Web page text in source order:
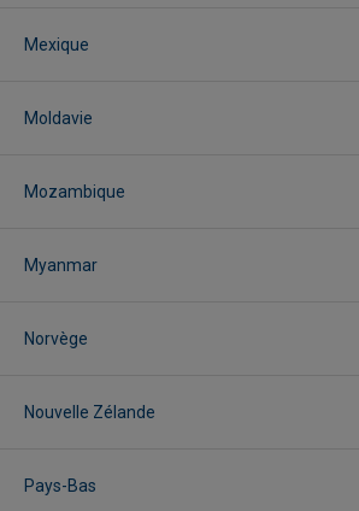
Mexique
Moldavie
Mozambique
Myanmar
Norvège
Nouvelle Zélande
Pays-Bas